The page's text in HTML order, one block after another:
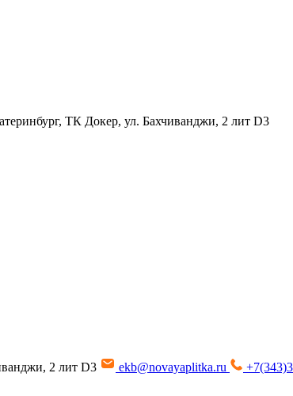
, ТК Докер, ул. Бахчиванджи, 2 лит D3
2 лит D3 ekb@novayaplitka.ru